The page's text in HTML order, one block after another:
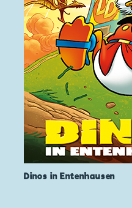
Dinos in Entenhausen